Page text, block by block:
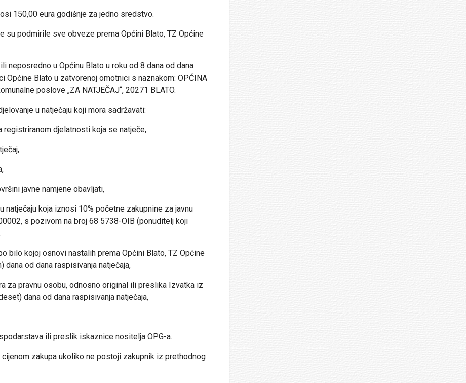
150,00 eura godišnje za jedno sredstvo.
podmirile sve obveze prema Općini Blato, TZ Općine
u Općinu Blato u roku od 8 dana od dana
Općine Blato u zatvorenoj omotnici s naznakom: OPĆINA
poslove „ZA NATJEČAJ“, 20271 BLATO.
u natječaju koji mora sadržavati:
djelatnosti koja se natječe,
javne namjene obavljati,
koja iznosi 10% početne zakupnine za javnu
s pozivom na broj 68 5738-OIB (ponuditelj koji
kojoj osnovi nastalih prema Općini Blato, TZ Općine
od dana raspisivanja natječaja,
pravnu osobu, odnosno original ili preslika Izvatka iz
dana od dana raspisivanja natječaja,
ili preslik iskaznice nositelja OPG-a.
zakupa ukoliko ne postoji zakupnik iz prethodnog